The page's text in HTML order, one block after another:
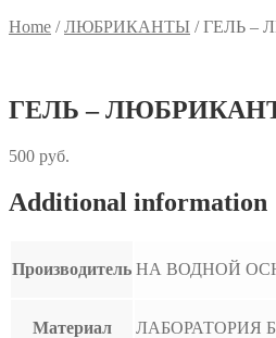
Home /ЛЮБРИКАНТЫ /ГЕЛЬ –
ГЕЛЬ – ЛЮБРИКАНТ
500 руб.
Additional information
Производитель НА ВОДНОЙ
Материал ЛАБОРАТОРИЯ